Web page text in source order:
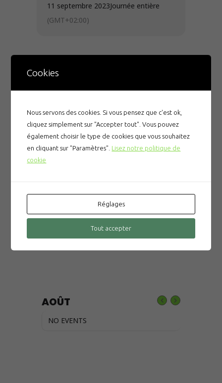
11 septembre 2023Journée entière
(GMT+02:00)
Articles récents
Le gala du CNPM
MonClub
Live FFN
AOÛT
NO EVENTS
Cookies
Nous servons des cookies. Si vous pensez que c'est ok,
cliquez simplement sur "Accepter tout". Vous pouvez
également choisir le type de cookies que vous souhaitez
en cliquant sur "Paramètres". Lisez notre politique de
cookie
Réglages
Tout accepter